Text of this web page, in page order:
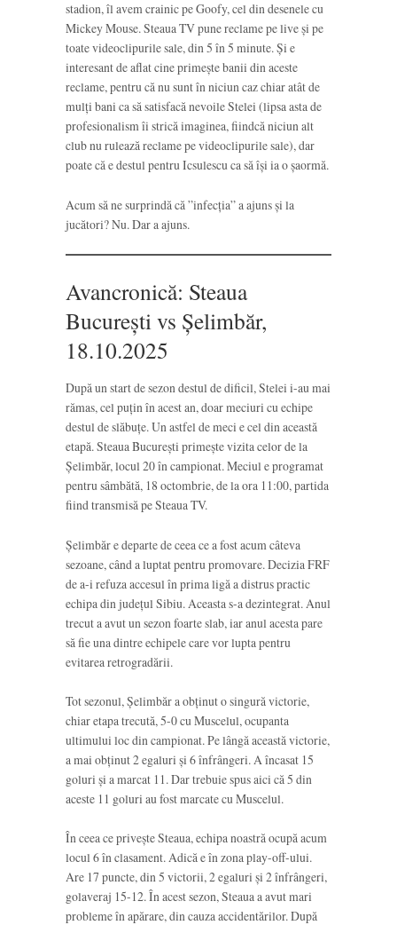
stadion, îl avem crainic pe Goofy, cel din desenele cu
Mickey Mouse. Steaua TV pune reclame pe live și pe
toate videoclipurile sale, din 5 în 5 minute. Și e
interesant de aflat cine primește banii din aceste
reclame, pentru că nu sunt în niciun caz chiar atât de
mulți bani ca să satisfacă nevoile Stelei (lipsa asta de
profesionalism îi strică imaginea, fiindcă niciun alt
club nu rulează reclame pe videoclipurile sale), dar
poate că e destul pentru Icsulescu ca să își ia o șaormă.
Acum să ne surprindă că ”infecția” a ajuns și la
jucători? Nu. Dar a ajuns.
Avancronică: Steaua
București vs Șelimbăr,
18.10.2025
După un start de sezon destul de dificil, Stelei i-au mai
rămas, cel puțin în acest an, doar meciuri cu echipe
destul de slăbuțe. Un astfel de meci e cel din această
etapă. Steaua București primește vizita celor de la
Șelimbăr, locul 20 în campionat. Meciul e programat
pentru sâmbătă, 18 octombrie, de la ora 11:00, partida
fiind transmisă pe Steaua TV.
Șelimbăr e departe de ceea ce a fost acum câteva
sezoane, când a luptat pentru promovare. Decizia FRF
de a-i refuza accesul în prima ligă a distrus practic
echipa din județul Sibiu. Aceasta s-a dezintegrat. Anul
trecut a avut un sezon foarte slab, iar anul acesta pare
să fie una dintre echipele care vor lupta pentru
evitarea retrogradării.
Tot sezonul, Șelimbăr a obținut o singură victorie,
chiar etapa trecută, 5-0 cu Muscelul, ocupanta
ultimului loc din campionat. Pe lângă această victorie,
a mai obținut 2 egaluri și 6 înfrângeri. A încasat 15
goluri și a marcat 11. Dar trebuie spus aici că 5 din
aceste 11 goluri au fost marcate cu Muscelul.
În ceea ce privește Steaua, echipa noastră ocupă acum
locul 6 în clasament. Adică e în zona play-off-ului.
Are 17 puncte, din 5 victorii, 2 egaluri și 2 înfrângeri,
golaveraj 15-12. În acest sezon, Steaua a avut mari
probleme în apărare, din cauza accidentărilor. După